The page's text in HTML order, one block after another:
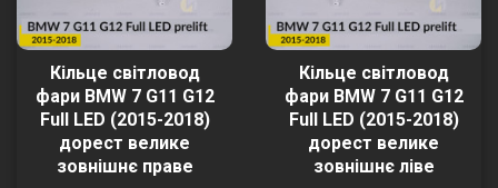
Кільце світловод
фари BMW 7 G11 G12
Full LED (2015-2018)
дорест велике
зовнішнє праве
Кільце світловод
фари BMW 7 G11 G12
Full LED (2015-2018)
дорест велике
зовнішнє ліве